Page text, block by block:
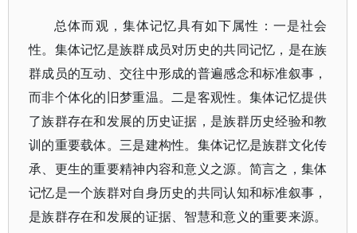
总体而观，集体记忆具有如下属性：一是社会
性。 集体记忆是族群成员对历史的共同记忆，是在族
群成员的互动、交往中形成的普遍感念和标准叙事，
而非个体化的旧梦重温。
二是客观性。 集体记忆提供
了族群存在和发展的历史证据，是族群历史经验和教
训的重要载体。 三是建构性。 集体记忆是族群文化传
承、更生的重要精神内容和意义之源。 简言之，集体
记忆是一个族群对自身历史的共同认知和标准叙事，
是族群存在和发展的证据、智慧和意义的重要来源。